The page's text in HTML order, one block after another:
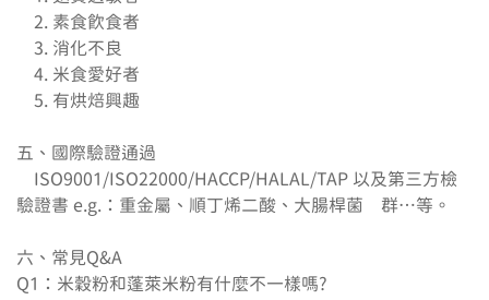
五、國際驗證通過
驗證書 e.g.：重金屬、順丁烯二酸、大腸桿菌    群…等。
六、常見Q&A
Q1：米穀粉和蓬萊米粉有什麼不一樣嗎?